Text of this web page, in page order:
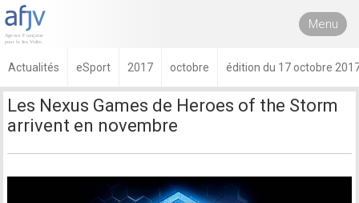
Menu
Actualités eSport 2017 octobre édition du 17 octobre
Les Nexus Games de Heroes of the Storm
arrivent en novembre